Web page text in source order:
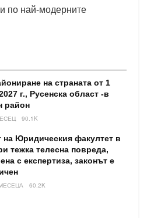
по най-модерните
на страната от 1
г., Русенска област -в
район
90.1K
на Юридическия факултет в
тежка телесна повреда,
с експертиза, законът е
60.2K